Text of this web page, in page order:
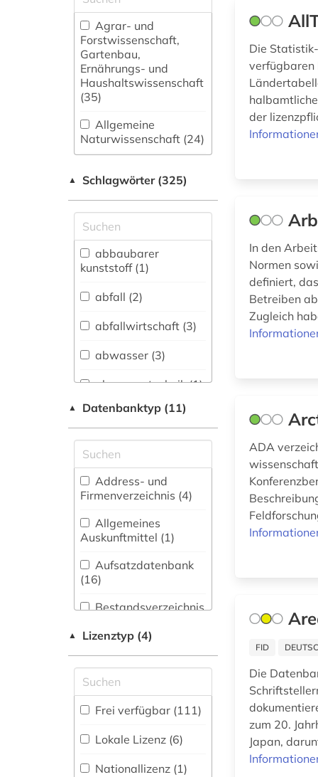
Agrar- und
Forstwissenschaft,
Gartenbau,
Ernährungs- und
Haushaltswissenschaft
(35)
Allgemeine
Naturwissenschaft (24)
fachübergreifende
Allgemeine und
vergleichende Sprach-
und
Literaturwissenschaft.
Außereuropäische
Literaturen (3)
Altertumswissenschaften
(1)
Anglistik.
Archäologie (2)
Architektur,
Bauingenieur- und
Vermessungswesen
(23)
Biotechnologie (47)
Buch- und
Bibliothekswesen,
(1)
Chemie und
Pharmazie (28)
Elektrotechnik,
Elektronik,
Nachrichtentechnik (17)
▲ Schlagwörter (325)
abbaubarer
kunststoff (1)
abfall (2)
abfallwirtschaft (3)
abwasser (3)
abwassertechnik (1)
abwassertechnologie
(1)
adressverzeichnis
(1)
agrarwirtchaft (1)
agrarwissenschaft
(1)
altlastsanierung (1)
amerika (1)
anpassung (1)
anthropozän (1)
▲ Datenbanktyp (11)
Address- und
Firmenverzeichnis (4)
Allgemeines
Auskunftmittel (1)
Aufsatzdatenbank
(16)
Bestandsverzeichnis
(41)
Portal (24)
Sammlung Nicht-
▲ Lizenztyp (4)
Frei verfügbar (111)
Lokale Lizenz (6)
Nationallizenz (1)
Die
verfügbaren
der
In den
Normen
definiert,
Betreiben
Zugleich
ADA
FID
Die
zum 20.
Japan,